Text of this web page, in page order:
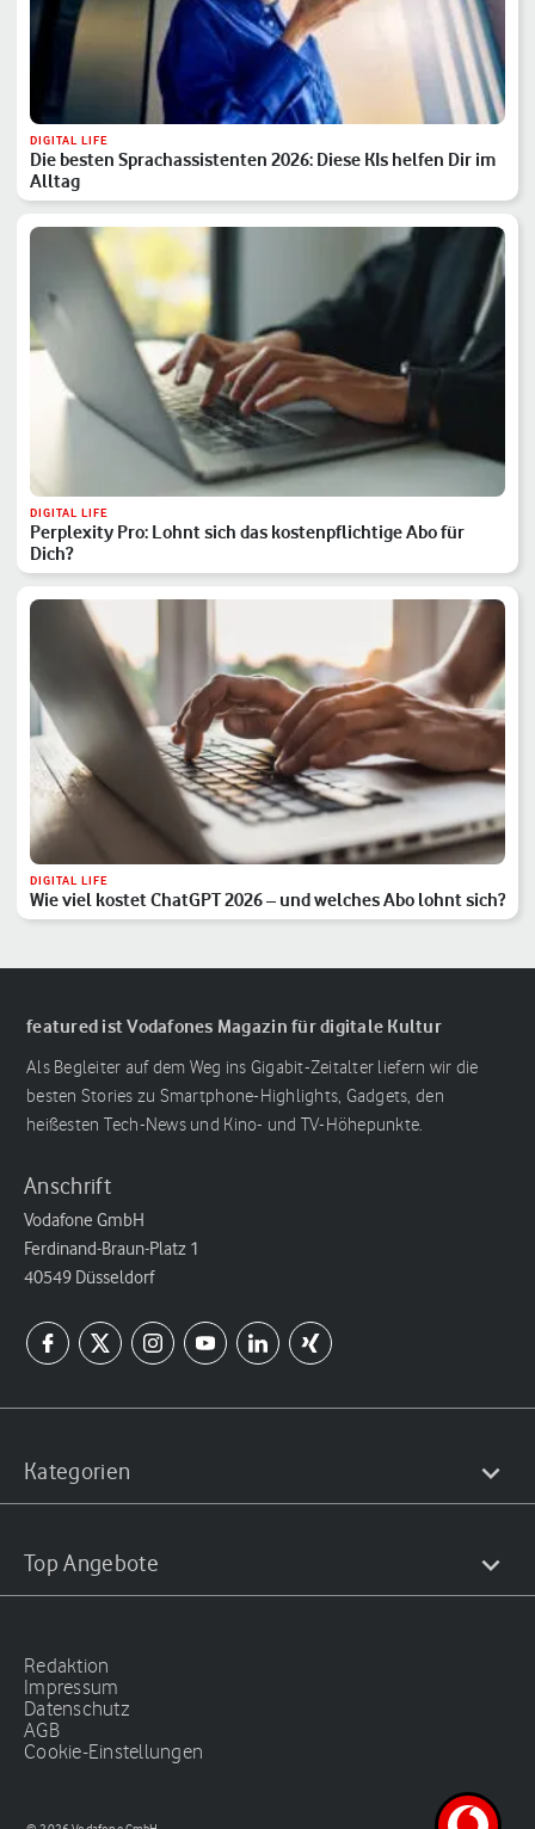
DIGITAL LIFE
Die besten Sprachassistenten 2026: Diese KIs helfen Dir im
Alltag
DIGITAL LIFE
Perplexity Pro: Lohnt sich das kostenpflichtige Abo für
Dich?
DIGITAL LIFE
Wie viel kostet ChatGPT 2026 – und welches Abo lohnt sich?
featured ist Vodafones Magazin für digitale Kultur
Als Begleiter auf dem Weg ins Gigabit-Zeitalter liefern wir die
besten Stories zu Smartphone-Highlights, Gadgets, den
heißesten Tech-News und Kino- und TV-Höhepunkte.
Anschrift
Vodafone GmbH
Ferdinand-Braun-Platz 1
40549 Düsseldorf
Kategorien
Top Angebote
Redaktion
Impressum
Datenschutz
AGB
Cookie-Einstellungen